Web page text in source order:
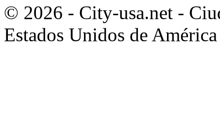
© 2026 - City-usa.net -
Estados Unidos de América